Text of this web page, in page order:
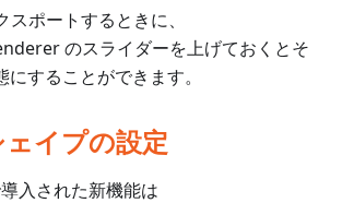
ポートするときに、
のスライダーを上げておくとそ
することができます。
イプの設定
入された新機能は